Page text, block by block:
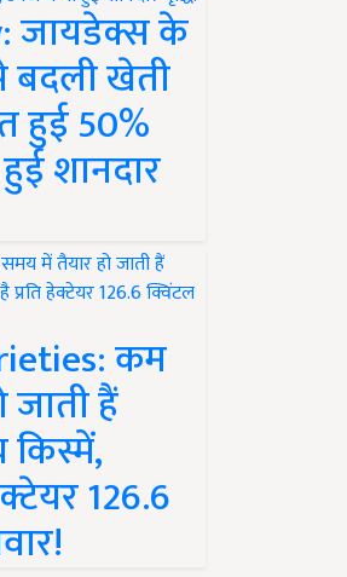
जायडेक्स के
बदली खेती
हुई 50%
शानदार
कम
हैं
किस्में,
126.6